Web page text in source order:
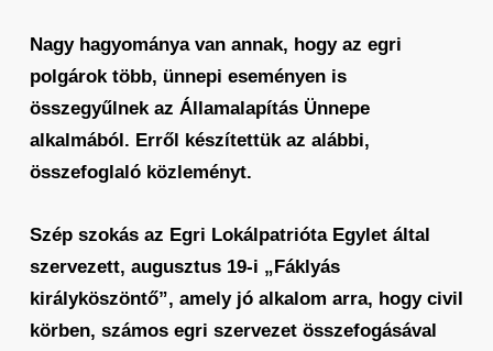
Nagy hagyománya van annak, hogy az egri
polgárok több, ünnepi eseményen is
összegyűlnek az Államalapítás Ünnepe
alkalmából. Erről készítettük az alábbi,
összefoglaló közleményt.
Szép szokás az Egri Lokálpatrióta Egylet által
szervezett, augusztus 19-i „Fáklyás
királyköszöntő”, amely jó alkalom arra, hogy civil
körben, számos egri szervezet összefogásával